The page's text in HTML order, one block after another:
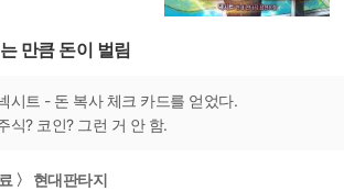
만큼 돈이 벌림
시트 - 돈 복사 체크 카드를 얻었다.
식? 코인? 그런 거 안 함.
〉 현대판타지